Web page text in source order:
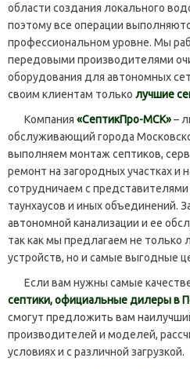
области создания локального
поэтому все операции
профессиональном уровне. Мы
передовыми производителями
оборудования для автономных
своим клиентам только лучшие
Компания «СептикПро-МСК»–
обслуживающий города
выполняем монтаж септиков,
ремонт на загородных участках и
сотрудничаем с
таунхаусов и иных объединений.
автономной канализации и ее
так как мы предлагаем не
устройств, но и самые выгодные
Если вам нужны самые
септики, официальные дилеры в
смогут предложить вам
производителей и моделей,
условиях и с различной загрузкой.